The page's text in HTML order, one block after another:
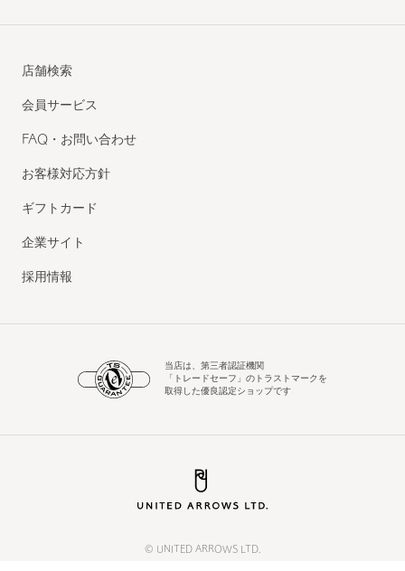
店舗検索
会員サービス
FAQ・お問い合わせ
お客様対応方針
ギフトカード
企業サイト
採用情報
当店は、第三者認証機関
「トレードセーフ」のトラストマークを
取得した優良認定ショップです
© UNITED ARROWS LTD.